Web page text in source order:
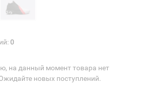
0
на данный момент товара нет
новых поступлений.